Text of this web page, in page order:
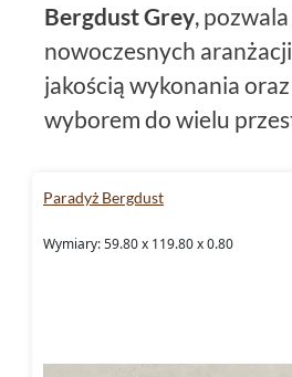
Bergdust Grey,
nowoczesnych
jakością wykonania
wyborem do wielu
Paradyż
wyrafinowanie
Paradyż Bergdust
Wymiary: 59.80 x 119.80 x 0.80